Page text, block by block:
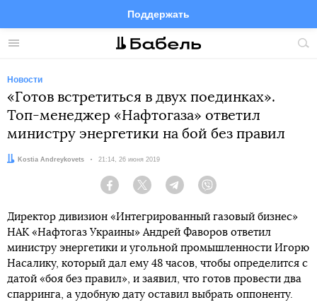
Меню
Поддержать
FacebookTelegramTwitter
Новости
«Готов встретиться в двух поединках».
Топ-менеджер «Нафтогаза» ответил
министру энергетики на бой без правил
Автор:Kostia Andreykovets Дата:
21:14, 26 июня 2019
Facebook Twitter Telegram
Директор дивизион «Интегрированный газовый бизнес»
НАК «Нафтогаз Украины» Андрей Фаворов ответил
министру энергетики и угольной промышленности Игорю
Насалику, который дал ему 48 часов, чтобы определится с
датой «боя без правил», и заявил, что готов провести два
спарринга, а удобную дату оставил выбрать оппоненту.